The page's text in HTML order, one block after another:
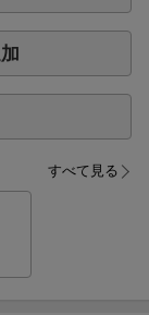
すべて見る